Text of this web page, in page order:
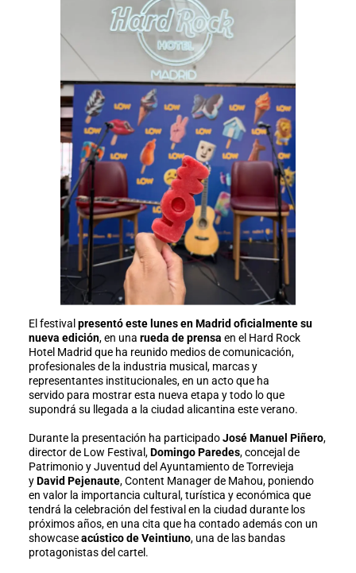
El festival presentó este lunes en Madrid oficialmente su
nueva edición, en una rueda de prensa en el Hard Rock
Hotel Madrid que ha reunido medios de comunicación,
profesionales de la industria musical, marcas y
representantes institucionales, en un acto que ha
servido para mostrar esta nueva etapa y todo lo que
supondrá su llegada a la ciudad alicantina este verano.
Durante la presentación ha participadoJosé Manuel Piñero,
director de Low Festival,Domingo Paredes, concejal de
Patrimonio y Juventud del Ayuntamiento de Torrevieja
yDavid Pejenaute, Content Manager de Mahou, poniendo
en valor la importancia cultural, turística y económica que
tendrá la celebración del festival en la ciudad durante los
próximos años, en una cita que ha contado además con un
showcaseacústico de Veintiuno, una de las bandas
protagonistas del cartel.